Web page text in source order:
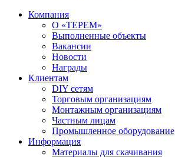
Компания
О «ТЕРЕМ»
Выполненные объекты
Вакансии
Новости
Награды
Клиентам
DIY сетям
Торговым организациям
Монтажным организациям
Частным лицам
Промышленное оборудование
Информация
Материалы для скачивания